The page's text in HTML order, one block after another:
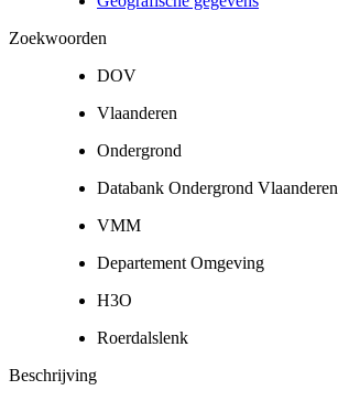
Zoekwoorden
DOV
Vlaanderen
Ondergrond
Databank Ondergrond Vlaanderen
VMM
Departement Omgeving
H3O
Roerdalslenk
Beschrijving